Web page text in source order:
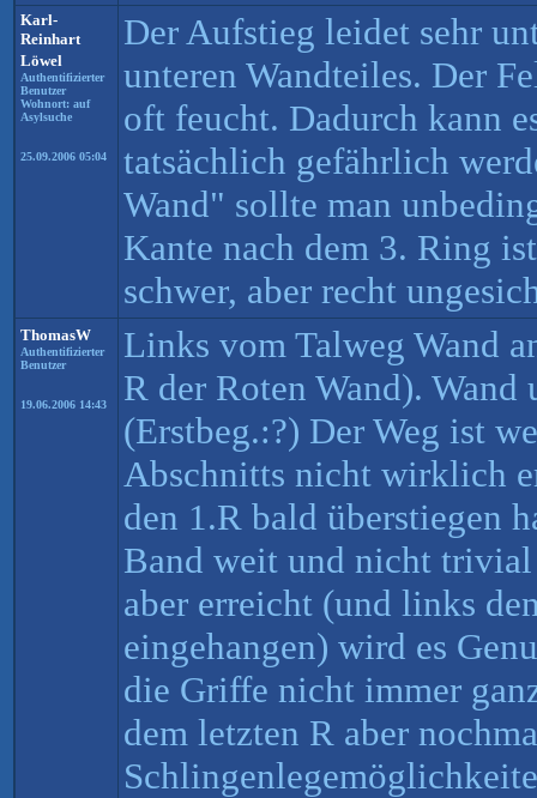
Karl-
Reinhart
Löwel
Authentifizierter
Benutzer
Wohnort: auf
Asylsuche
25.09.2006 05:04
Der Aufstieg leidet sehr
unteren Wandteiles. Der
oft feucht. Dadurch kann
tatsächlich gefährlich
Wand" sollte man
Kante nach dem 3. Ring
schwer, aber recht
ThomasW
Authentifizierter
Benutzer
19.06.2006 14:43
Links vom Talweg Wand
R der Roten Wand).
(Erstbeg.:?) Der Weg ist
Abschnitts nicht wirklich
den 1.R bald überstiegen
Band weit und nicht
aber erreicht (und links
eingehangen) wird es
die Griffe nicht immer
dem letzten R aber